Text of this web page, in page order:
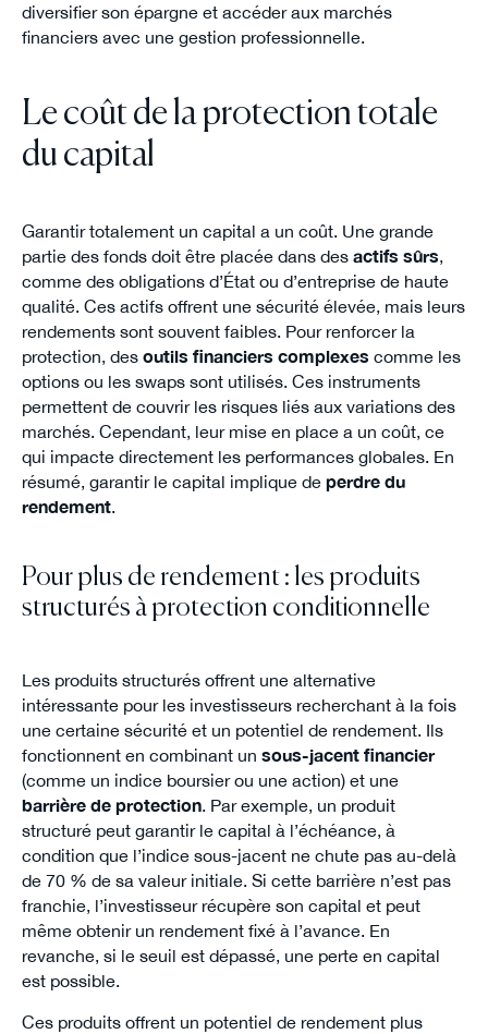
diversifier son épargne et accéder aux marchés
financiers avec une gestion professionnelle.
Le coût de la protection totale
du capital
Garantir totalement un capital a un coût. Une grande
partie des fonds doit être placée dans des actifs sûrs,
comme des obligations d’État ou d’entreprise de haute
qualité. Ces actifs offrent une sécurité élevée, mais leurs
rendements sont souvent faibles. Pour renforcer la
protection, des outils financiers complexes comme les
options ou les swaps sont utilisés. Ces instruments
permettent de couvrir les risques liés aux variations des
marchés. Cependant, leur mise en place a un coût, ce
qui impacte directement les performances globales. En
résumé, garantir le capital implique de perdre du
rendement.
Pour plus de rendement : les produits
structurés à protection conditionnelle
Les produits structurés offrent une alternative
intéressante pour les investisseurs recherchant à la fois
une certaine sécurité et un potentiel de rendement. Ils
fonctionnent en combinant un sous-jacent financier
(comme un indice boursier ou une action) et une
barrière de protection. Par exemple, un produit
structuré peut garantir le capital à l’échéance, à
condition que l’indice sous-jacent ne chute pas au-delà
de 70 % de sa valeur initiale. Si cette barrière n’est pas
franchie, l’investisseur récupère son capital et peut
même obtenir un rendement fixé à l’avance. En
revanche, si le seuil est dépassé, une perte en capital
est possible.
Ces produits offrent un potentiel de rendement plus